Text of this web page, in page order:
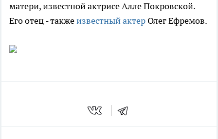
матери, известной актрисе Алле Покровской.
Его отец - такжеизвестный актер Олег Ефремов.